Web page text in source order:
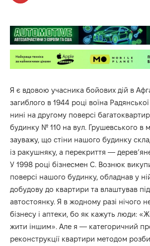
Я є вдовою учасника бойових дій в
загиблого в 1944 році воїна
нині на другому поверсі
будинку № 110 на вул. Грушевського в
зауважу, що стіни нашого будинку
із ракушняку, а перекриття —
У 1998 році бізнесмен С. Вознюк
поверсі нашого будинку, обладнав у
добудову до квартири та влаштував
автостоянку. Я в жодному разі нічого
бізнесу і аптеки, бо як кажуть люди:
жити іншим». Але я — категоричний
реконструкції квартири методом